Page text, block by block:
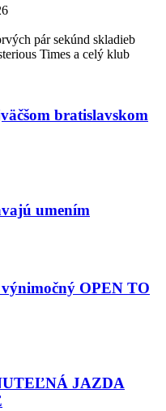
pár sekúnd skladieb
Times a celý klub
bratislavskom
umením
OPEN TO
JAZDA